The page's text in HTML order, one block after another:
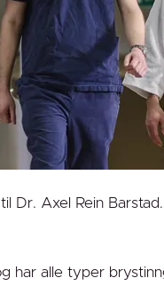
Dr. Axel Rein
har alle typer